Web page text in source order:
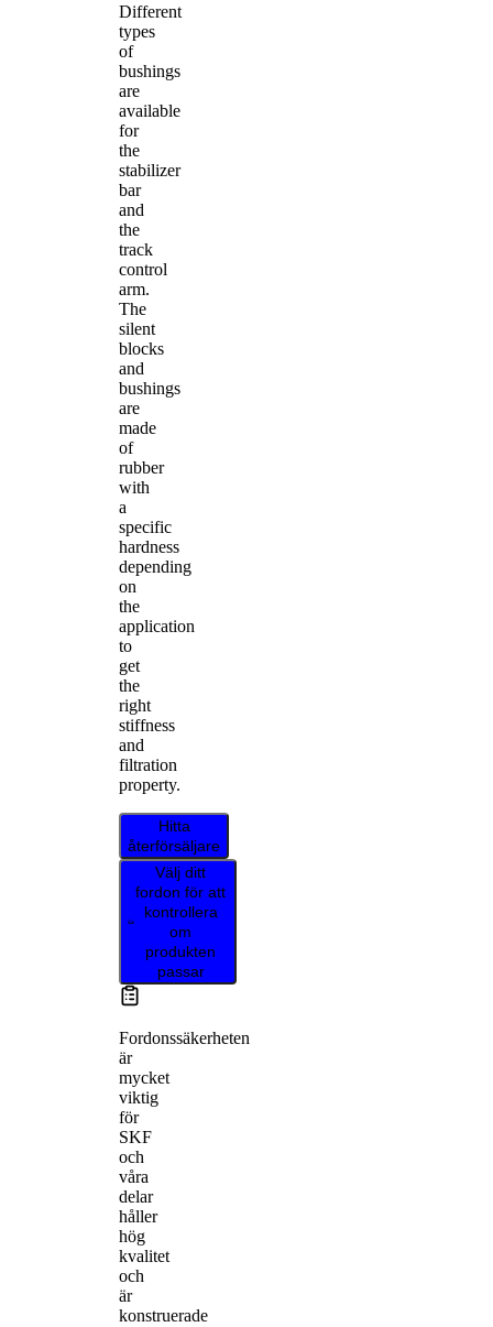
Different
types
of
bushings
are
available
for
the
stabilizer
bar
and
the
track
control
arm.
The
silent
blocks
and
bushings
are
made
of
rubber
with
a
specific
hardness
depending
on
the
application
to
get
the
right
stiffness
and
filtration
property.
Hitta
återförsäljare
Välj ditt
fordon för att
kontrollera
om
produkten
passar
Fordonssäkerheten
är
mycket
viktig
för
SKF
och
våra
delar
håller
hög
kvalitet
och
är
konstruerade